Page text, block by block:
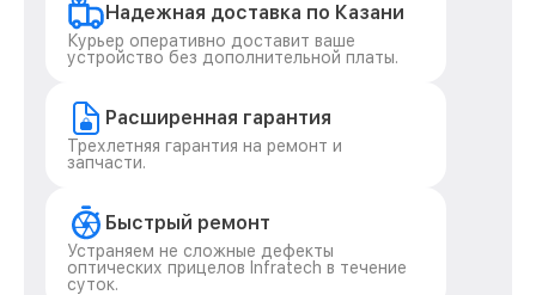
Надежная доставка по Казани
Курьер оперативно доставит ваше
устройство без дополнительной платы.
Расширенная гарантия
Трехлетняя гарантия на ремонт и
запчасти.
Быстрый ремонт
Устраняем не сложные дефекты
оптических прицелов Infratech в течение
суток.